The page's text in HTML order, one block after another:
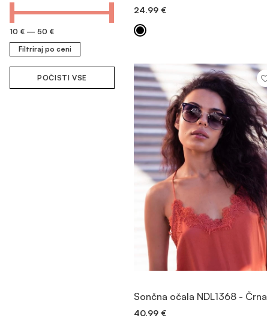
10 € — 50 €
Filtriraj po ceni
POČISTI VSE
24.99 €
OGLED
Sončna očala NDL1368 - Črna
40.99 €